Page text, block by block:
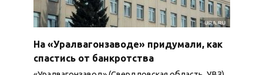
На «Уралвагонзаводе» придумали, как
спастись от банкротства